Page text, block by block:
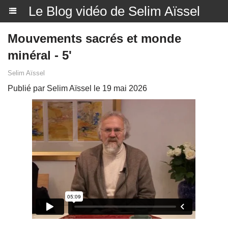
Le Blog vidéo de Selim Aïssel
Mouvements sacrés et monde
minéral - 5'
Selim Aïssel
Publié par Selim Aïssel le 19 mai 2026